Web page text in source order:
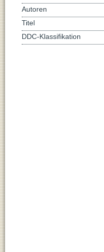
Autoren
Titel
DDC-Klassifikation